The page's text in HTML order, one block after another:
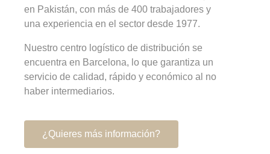
en Pakistán, con más de 400 trabajadores y
una experiencia en el sector desde 1977.
Nuestro centro logístico de distribución se
encuentra en Barcelona, lo que garantiza un
servicio de calidad, rápido y económico al no
haber intermediarios.
¿Quieres más información?